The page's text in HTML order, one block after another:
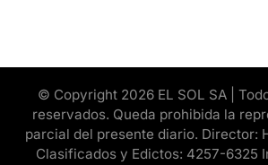
© Copyright 2026 EL SOL SA |
reservados. Queda prohibida la
parcial del presente diario. Director:
Clasificados y Edictos: 4257-6325